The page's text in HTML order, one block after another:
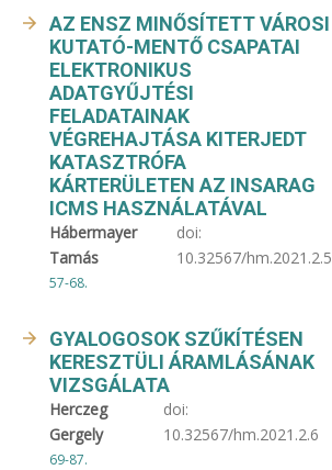
AZ ENSZ MINŐSÍTETT VÁROSI
KUTATÓ-MENTŐ CSAPATAI
ELEKTRONIKUS
ADATGYŰJTÉSI
FELADATAINAK
VÉGREHAJTÁSA KITERJEDT
KATASZTRÓFA
KÁRTERÜLETEN AZ INSARAG
ICMS HASZNÁLATÁVAL
Hábermayer
Tamás
doi:
10.32567/hm.2021.2.5
57-68.
GYALOGOSOK SZŰKÍTÉSEN
KERESZTÜLI ÁRAMLÁSÁNAK
VIZSGÁLATA
Herczeg
Gergely
doi:
10.32567/hm.2021.2.6
69-87.